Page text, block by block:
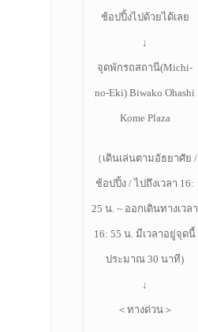
ช้อปปิ้งไปด้วยได้เลย
↓
จุดพักรถสถานี(Michi-
no-Eki) Biwako Ohashi
Kome Plaza
（เดินเล่นตามอัธยาศัย /
ช้อปปิ้ง / ไปถึงเวลา 16:
25 น. ~ ออกเดินทางเวลา
16: 55 น. มีเวลาอยู่จุดนี้
ประมาณ 30 นาที)
↓
＜ทางด่วน＞